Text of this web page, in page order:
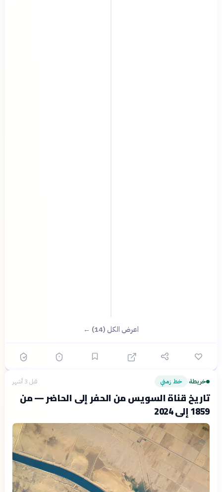
اعرض الكل (14) ←
خريطة› خط زمني قبل 3 أشهر
تاريخ قناة السويس من الحفر إلى الحاضر — من
1859 إلى 2024